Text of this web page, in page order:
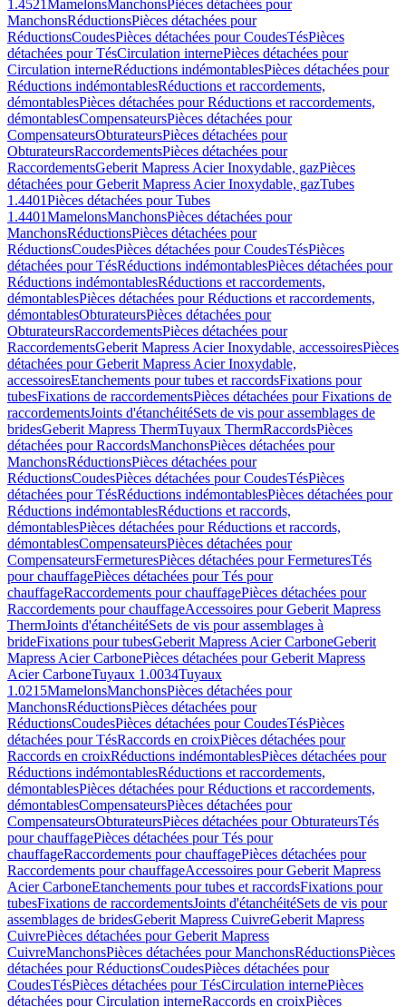
1.4521MamelonsManchonsPièces détachées pour
ManchonsRéductionsPièces détachées pour
RéductionsCoudesPièces détachées pour CoudesTésPièces
détachées pour TésCirculation internePièces détachées pour
Circulation interneRéductions indémontablesPièces détachées pour
Réductions indémontablesRéductions et raccordements,
démontablesPièces détachées pour Réductions et raccordements,
démontablesCompensateursPièces détachées pour
CompensateursObturateursPièces détachées pour
ObturateursRaccordementsPièces détachées pour
RaccordementsGeberit Mapress Acier Inoxydable, gazPièces
détachées pour Geberit Mapress Acier Inoxydable, gazTubes
1.4401Pièces détachées pour Tubes
1.4401MamelonsManchonsPièces détachées pour
ManchonsRéductionsPièces détachées pour
RéductionsCoudesPièces détachées pour CoudesTésPièces
détachées pour TésRéductions indémontablesPièces détachées pour
Réductions indémontablesRéductions et raccordements,
démontablesPièces détachées pour Réductions et raccordements,
démontablesObturateursPièces détachées pour
ObturateursRaccordementsPièces détachées pour
RaccordementsGeberit Mapress Acier Inoxydable, accessoiresPièces
détachées pour Geberit Mapress Acier Inoxydable,
accessoiresEtanchements pour tubes et raccordsFixations pour
tubesFixations de raccordementsPièces détachées pour Fixations de
raccordementsJoints d'étanchéitéSets de vis pour assemblages de
bridesGeberit Mapress ThermTuyaux ThermRaccordsPièces
détachées pour RaccordsManchonsPièces détachées pour
ManchonsRéductionsPièces détachées pour
RéductionsCoudesPièces détachées pour CoudesTésPièces
détachées pour TésRéductions indémontablesPièces détachées pour
Réductions indémontablesRéductions et raccords,
démontablesPièces détachées pour Réductions et raccords,
démontablesCompensateursPièces détachées pour
CompensateursFermeturesPièces détachées pour FermeturesTés
pour chauffagePièces détachées pour Tés pour
chauffageRaccordements pour chauffagePièces détachées pour
Raccordements pour chauffageAccessoires pour Geberit Mapress
ThermJoints d'étanchéitéSets de vis pour assemblages à
brideFixations pour tubesGeberit Mapress Acier CarboneGeberit
Mapress Acier CarbonePièces détachées pour Geberit Mapress
Acier CarboneTuyaux 1.0034Tuyaux
1.0215MamelonsManchonsPièces détachées pour
ManchonsRéductionsPièces détachées pour
RéductionsCoudesPièces détachées pour CoudesTésPièces
détachées pour TésRaccords en croixPièces détachées pour
Raccords en croixRéductions indémontablesPièces détachées pour
Réductions indémontablesRéductions et raccordements,
démontablesPièces détachées pour Réductions et raccordements,
démontablesCompensateursPièces détachées pour
CompensateursObturateursPièces détachées pour ObturateursTés
pour chauffagePièces détachées pour Tés pour
chauffageRaccordements pour chauffagePièces détachées pour
Raccordements pour chauffageAccessoires pour Geberit Mapress
Acier CarboneEtanchements pour tubes et raccordsFixations pour
tubesFixations de raccordementsJoints d'étanchéitéSets de vis pour
assemblages de bridesGeberit Mapress CuivreGeberit Mapress
CuivrePièces détachées pour Geberit Mapress
CuivreManchonsPièces détachées pour ManchonsRéductionsPièces
détachées pour RéductionsCoudesPièces détachées pour
CoudesTésPièces détachées pour TésCirculation internePièces
détachées pour Circulation interneRaccords en croixPièces